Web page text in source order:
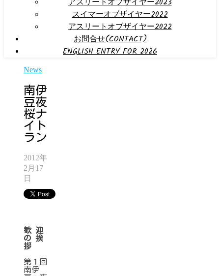
スイマーオブザイヤー2022
アスリートオブザイヤー2022
お問合せ(CONTACT)
ENGLISH ENTRY FOR 2026
News
南伊
豆夜
桜ナ
イト
ラン
2012年
2月17
日
歓 迎
の 挨
拶
第１回
南伊